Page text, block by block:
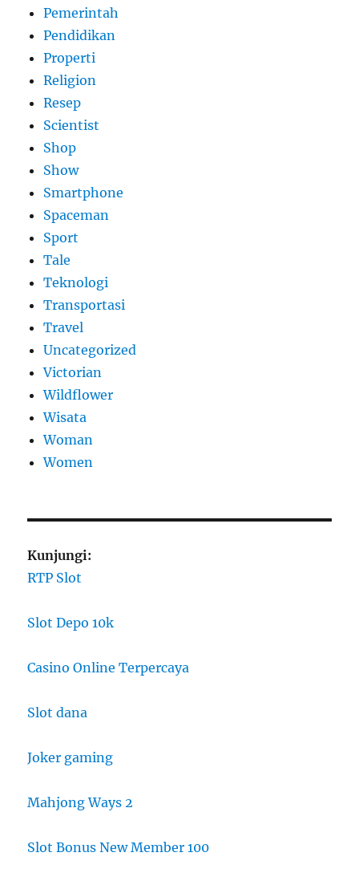
Pemerintah
Pendidikan
Properti
Religion
Resep
Scientist
Shop
Show
Smartphone
Spaceman
Sport
Tale
Teknologi
Transportasi
Travel
Uncategorized
Victorian
Wildflower
Wisata
Woman
Women
Kunjungi:
RTP Slot
Slot Depo 10k
Casino Online Terpercaya
Slot dana
Joker gaming
Mahjong Ways 2
Slot Bonus New Member 100